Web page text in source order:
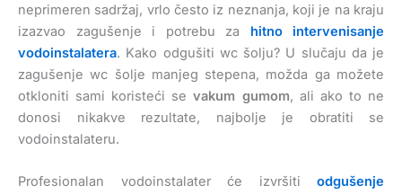
neprimeren sadržaj, vrlo često iz neznanja, koji je na kraju
izazvao zagušenje i potrebu za hitno intervenisanje
vodoinstalatera. Kako odgušiti wc šolju? U slučaju da je
zagušenje wc šolje manjeg stepena, možda ga možete
otkloniti sami koristeći sevakum gumom, ali ako to ne
donosi nikakve rezultate, najbolje je obratiti se
vodoinstalateru.
Profesionalan vodoinstalater će izvršiti odgušenje